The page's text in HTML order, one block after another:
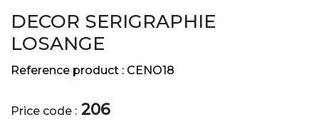
DECOR SERIGRAPHIE
LOSANGE
Reference product : CENO18
Price code : 206